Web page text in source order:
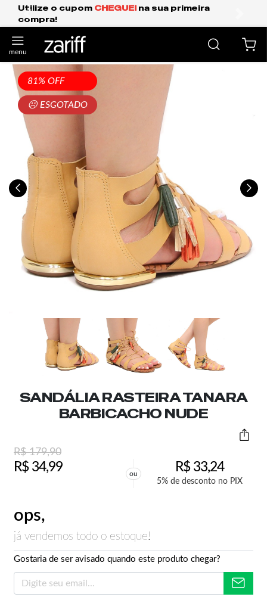
na sua primeira Frete Grátis
anterior
81% OFF
☹ ESGOTADO
SANDÁLIA RASTEIRA TANARA
BARBICACHO NUDE
R$179,90
R$34,99 ou R$33,24
5% de desconto no PIX
ops,
já vendemos todo o estoque!
Gostaria de ser avisado quando este produto chegar?